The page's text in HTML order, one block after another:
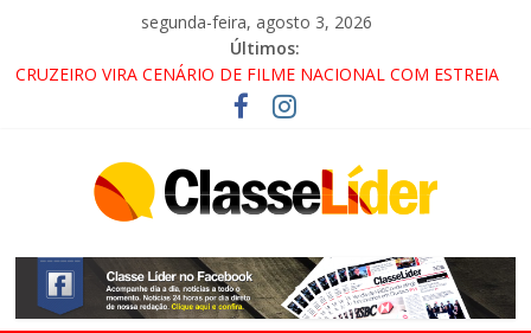
segunda-feira, agosto 3, 2026
Últimos:
CRUZEIRO VIRA CENÁRIO DE FILME NACIONAL COM ESTREIA
PROMOTOR DO GAECO
ACESSO À APARECIDA NA DUTRA SERÁ BLOQUEADO NO FIM
ALTERNATIVAS
LORENA, PINDAMONHANGABA E QUELUZ NA RETA FINAL
PELA FÁBRICA DA COCA-COLA!